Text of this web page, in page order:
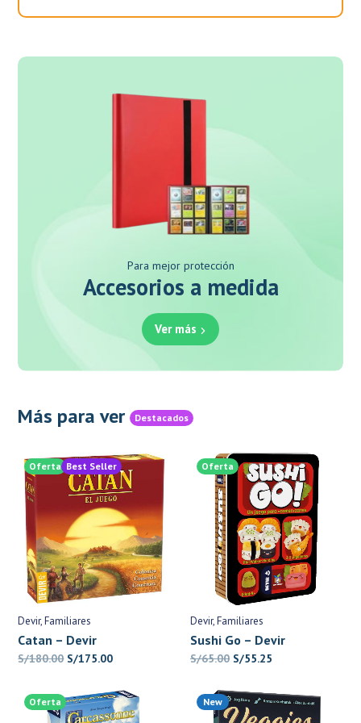
Para mejor protección
Accesorios a medida
Ver más
Más para ver Destacados
Oferta Best Seller
Devir Familiares
Catan – Devir
S/180.00 El
original
era:
S/175.00El
actual
es:
Oferta
Devir Familiares
Sushi Go – Devir
S/65.00 El
original
era:
S/55.25
actual
es:
Oferta New